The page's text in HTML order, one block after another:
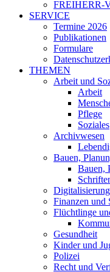
FREIHERR-
SERVICE
Termine 2026
Publikationen
Formulare
THEMEN
Arbeit und
Arbeit
Pflege
Soziales
Archivwesen
Bauen,
Bauen,
Digitalisierung
Finanzen und
Flüchtlinge
Gesundheit
Kinder und
Polizei
Recht und